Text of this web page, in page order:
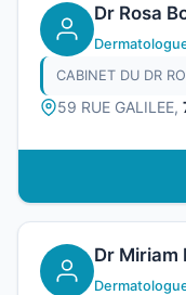
Dr Rosa
CABINET DU DR
59 RUE GALILEE,
Dr Miriam